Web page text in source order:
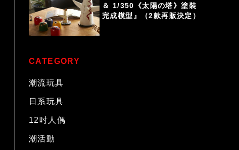
＆ 1/350《太陽の塔》塗裝
完成模型』（2款再販決定）
CATEGORY
潮流玩具
日系玩具
12吋人偶
潮活動